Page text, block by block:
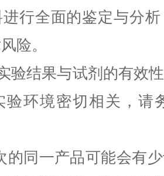
行全面的鉴定与分
险。
验结果与试剂的有效
验环境密切相关，请
的同一产品可能会有